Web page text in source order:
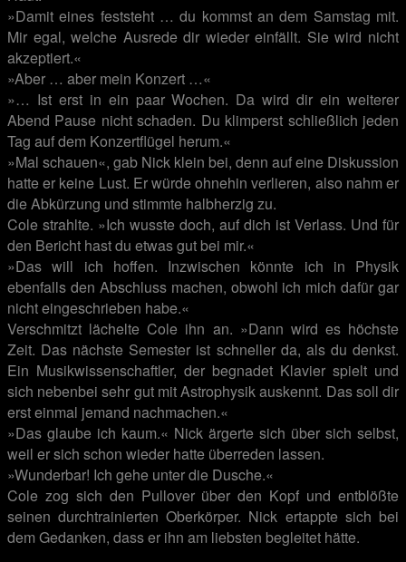
»Damit eines feststeht … du kommst an dem Samstag mit.
Mir egal, welche Ausrede dir wieder einfällt. Sie wird nicht
akzeptiert.«
»Aber … aber mein Konzert …«
»… Ist erst in ein paar Wochen. Da wird dir ein weiterer
Abend Pause nicht schaden. Du klimperst schließlich jeden
Tag auf dem Konzertflügel herum.«
»Mal schauen«, gab Nick klein bei, denn auf eine Diskussion
hatte er keine Lust. Er würde ohnehin verlieren, also nahm er
die Abkürzung und stimmte halbherzig zu.
Cole strahlte. »Ich wusste doch, auf dich ist Verlass. Und für
den Bericht hast du etwas gut bei mir.«
»Das will ich hoffen. Inzwischen könnte ich in Physik
ebenfalls den Abschluss machen, obwohl ich mich dafür gar
nicht eingeschrieben habe.«
Verschmitzt lächelte Cole ihn an. »Dann wird es höchste
Zeit. Das nächste Semester ist schneller da, als du denkst.
Ein Musikwissenschaftler, der begnadet Klavier spielt und
sich nebenbei sehr gut mit Astrophysik auskennt. Das soll dir
erst einmal jemand nachmachen.«
»Das glaube ich kaum.« Nick ärgerte sich über sich selbst,
weil er sich schon wieder hatte überreden lassen.
»Wunderbar! Ich gehe unter die Dusche.«
Cole zog sich den Pullover über den Kopf und entblößte
seinen durchtrainierten Oberkörper. Nick ertappte sich bei
dem Gedanken, dass er ihn am liebsten begleitet hätte.